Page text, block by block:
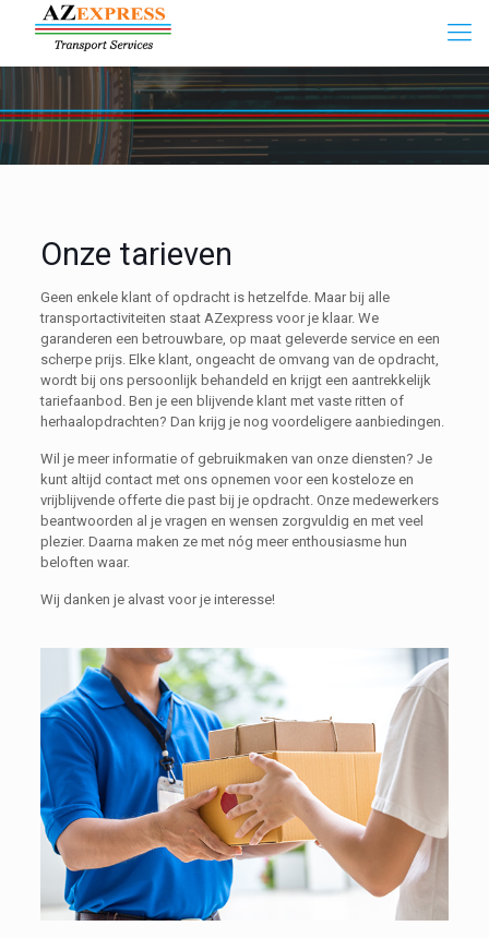
Onze tarieven
Geen enkele klant of opdracht is hetzelfde. Maar bij alle
transportactiviteiten staat AZexpress voor je klaar. We
garanderen een betrouwbare, op maat geleverde service en een
scherpe prijs. Elke klant, ongeacht de omvang van de opdracht,
wordt bij ons persoonlijk behandeld en krijgt een aantrekkelijk
tariefaanbod. Ben je een blijvende klant met vaste ritten of
herhaalopdrachten? Dan krijg je nog voordeligere aanbiedingen.
Wil je meer informatie of gebruikmaken van onze diensten? Je
kunt altijd contact met ons opnemen voor een kosteloze en
vrijblijvende offerte die past bij je opdracht. Onze medewerkers
beantwoorden al je vragen en wensen zorgvuldig en met veel
plezier. Daarna maken ze met nóg meer enthousiasme hun
beloften waar.
Wij danken je alvast voor je interesse!